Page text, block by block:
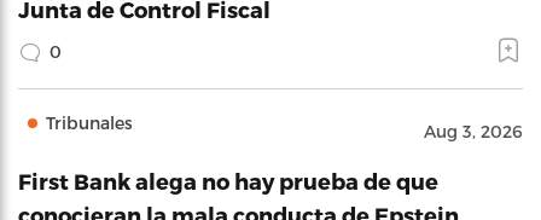
Junta de Control Fiscal
0
Tribunales Aug 3, 2026
First Bank alega no hay prueba de que
conocieran la mala conducta de Epstein